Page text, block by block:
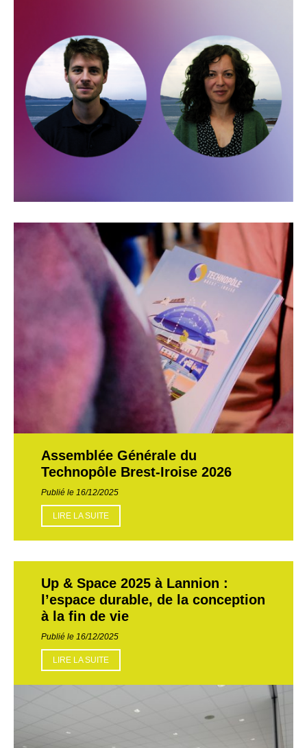
Assemblée Générale du
Technopôle Brest-Iroise 2026
Publié le 16/12/2025
LIRE LA SUITE
Up & Space 2025 à Lannion :
l’espace durable, de la conception
à la fin de vie
Publié le 16/12/2025
LIRE LA SUITE